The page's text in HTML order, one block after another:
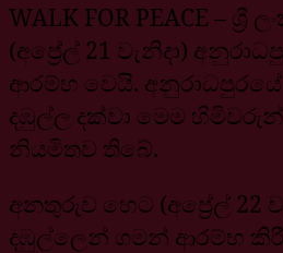
WALK FOR PEACE – ශ්‍රී
(අප්‍රේල් 21 වැනිදා)
ආරම්භ වෙයි.
දඹුල්ල දක්වා මෙම
නියමිතව තිබේ.
අනතුරුව හෙට (අප්‍රේල් 22
දඹුල්ලෙන් ගමන් ආරම්භ